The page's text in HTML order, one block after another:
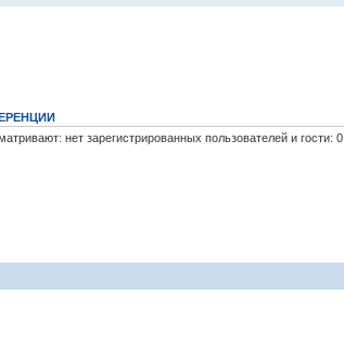
нет зарегистрированных пользователей и гости: 0